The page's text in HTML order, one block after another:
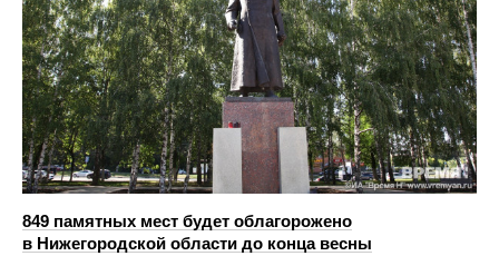
849 памятных мест будет облагорожено
в Нижегородской области до конца весны